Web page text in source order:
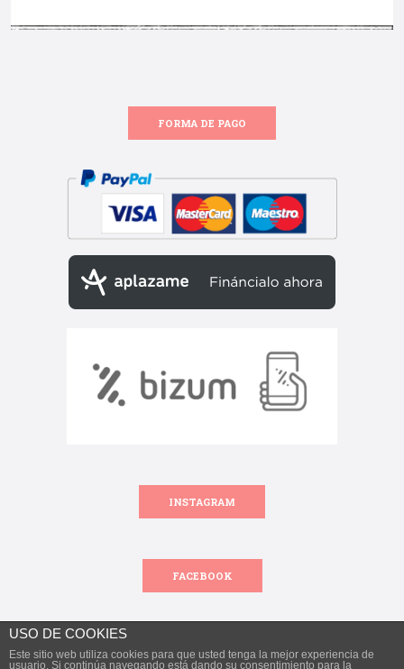
FORMA DE PAGO
INSTAGRAM
FACEBOOK
USO DE COOKIES
Este sitio web utiliza cookies para que usted tenga la mejor experiencia de
usuario. Si continúa navegando está dando su consentimiento para la